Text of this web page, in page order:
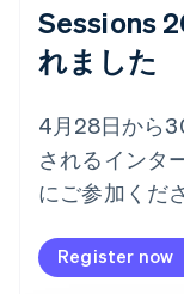
Sessions
れました
4月28日から
されるインタ
にご参加くだ
Register now
オーストリア
DeutschEnglish
オランダ
カナダ
English Français
キプロス
English
ギリシア
English
クロアチア